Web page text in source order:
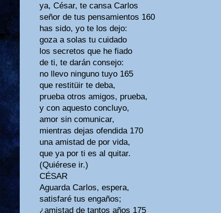
ya, César, te cansa Carlos
señor de tus pensamientos 160
has sido, yo te los dejo:
goza a solas tu cuidado
los secretos que he fiado
de ti, te darán consejo:
no llevo ninguno tuyo 165
que restitüir te deba,
prueba otros amigos, prueba,
y con aquesto concluyo,
amor sin comunicar,
mientras dejas ofendida 170
una amistad de por vida,
que ya por ti es al quitar.
(Quiérese ir.)
CÉSAR
Aguarda Carlos, espera,
satisfaré tus engaños;
¿amistad de tantos años 175